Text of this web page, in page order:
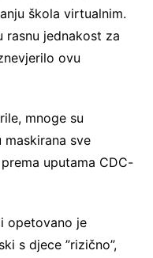
škola virtualnim.
rasnu jednakost za
ovu
mnoge su
sve
uputama CDC-
opetovano je
s djece ”rizično”,